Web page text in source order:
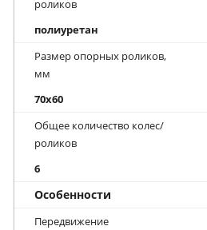
роликов
полиуретан
Размер опорных роликов,
мм
70x60
Общее количество колес/
роликов
6
Особенности
Передвижение